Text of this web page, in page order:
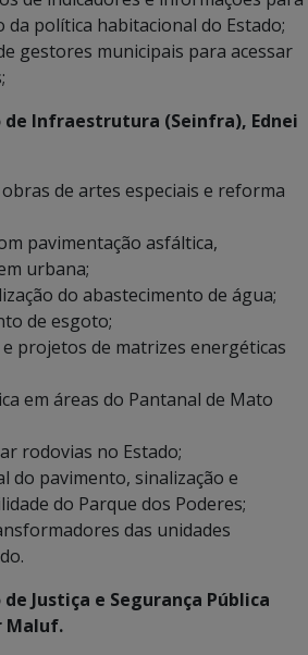
política habitacional do Estado;
gestores municipais para acessar
de Infraestrutura (Seinfra), Ednei
de artes especiais e reforma
pavimentação asfáltica,
urbana;
do abastecimento de água;
de esgoto;
projetos de matrizes energéticas
em áreas do Pantanal de Mato
rodovias no Estado;
do pavimento, sinalização e
do Parque dos Poderes;
das unidades
Justiça e Segurança Pública
Maluf.